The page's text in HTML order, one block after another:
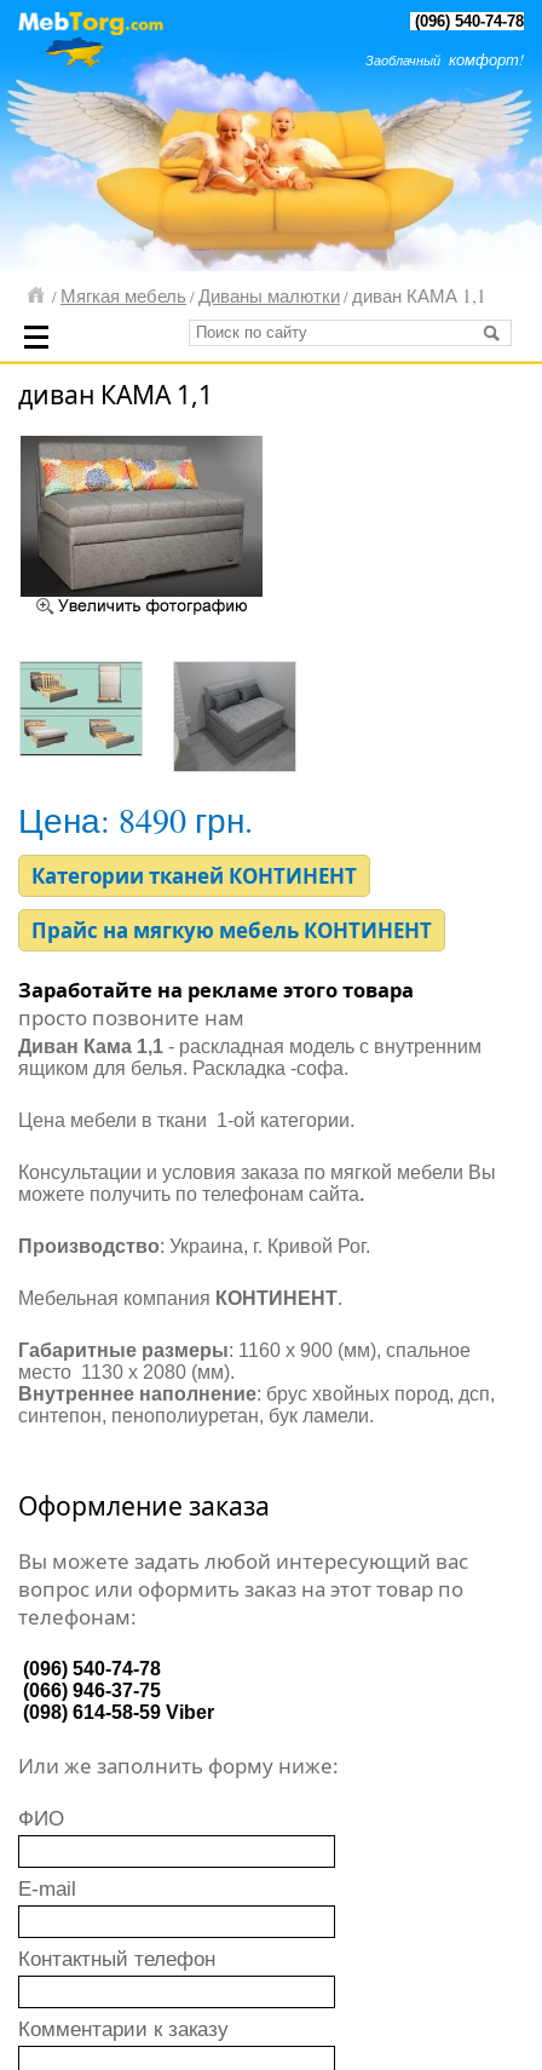
(096) 540-74-78
Заоблачный комфорт!
/ Мягкая мебель / Диваны малютки/ диван КАМА 1,1
диван КАМА 1,1
Цена: 8490 грн.
Категории тканей КОНТИНЕНТ
Прайс на мягкую мебель КОНТИНЕНТ
Заработайте на рекламе этого товара
просто позвоните нам
Диван Кама 1,1 - раскладная модель с внутренним
ящиком для белья. Раскладка -софа.
Цена мебели в ткани 1-ой категории.
Консультации и условия заказа по мягкой мебели Вы
можете получить по телефонам сайта.
Производство: Украина, г. Кривой Рог.
Мебельная компания КОНТИНЕНТ.
Габаритные размеры: 1160 х 900 (мм), спальное
место 1130 х 2080 (мм).
Внутреннее наполнение: брус хвойных пород, дсп,
синтепон, пенополиуретан, бук ламели.
Оформление заказа
Вы можете задать любой интересующий вас
вопрос или оформить заказ на этот товар по
телефонам:
(096) 540-74-78
(066) 946-37-75
(098) 614-58-59 Viber
Или же заполнить форму ниже:
ФИО
E-mail
Контактный телефон
Комментарии к заказу